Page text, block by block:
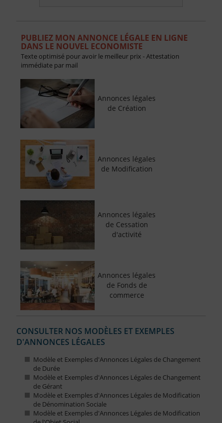
PUBLIEZ MON ANNONCE LÉGALE EN LIGNE
DANS LE NOUVEL ECONOMISTE
Texte optimisé pour avoir le meilleur prix - Attestation
immédiate par mail
Annonces légales
de Création
Annonces légales
de Modification
Annonces légales
de Cessation
d'activité
Annonces légales
de Fonds de
commerce
CONSULTER NOS MODÈLES ET EXEMPLES
D'ANNONCES LÉGALES
Modèle et Exemples d'Annonces Légales de Changement
de Durée
Modèle et Exemples d'Annonces Légales de Changement
de Gérant
Modèle et Exemples d'Annonces Légales de Modification
de Dénomination Sociale
Modèle et Exemples d'Annonces Légales de Modification